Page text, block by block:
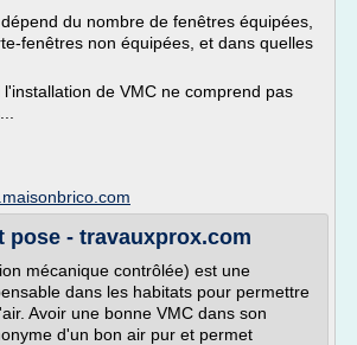
du nombre de fenêtres équipées,
fenêtres non équipées, et dans quelles
de VMC ne comprend pas
pose - travauxprox.com
mécanique contrôlée) est une
dans les habitats pour permettre
Avoir une bonne VMC dans son
d'un bon air pur et permet